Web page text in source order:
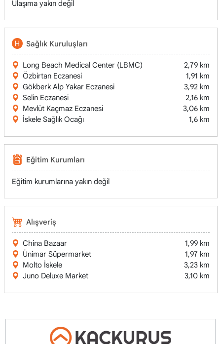
Ulaşıma yakın değil
Sağlık Kuruluşları
Long Beach Medical Center (LBMC)
2,79 km
Özbirtan Eczanesi
1,91 km
Gökberk Alp Yakar Eczanesi
3,92 km
Selin Eczanesi
2,16 km
Mevlüt Kaçmaz Eczanesi
3,06 km
İskele Sağlık Ocağı
1,6 km
Eğitim Kurumları
Eğitim kurumlarına yakın değil
Alışveriş
China Bazaar
1,99 km
Ünimar Süpermarket
1,97 km
Molto İskele
3,23 km
Juno Deluxe Market
3,10 km